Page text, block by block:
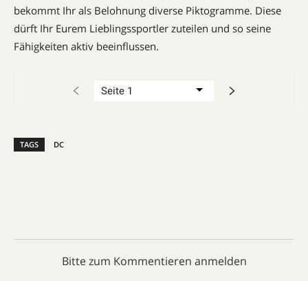
bekommt Ihr als Belohnung diverse Pikto­gramme. Diese
dürft Ihr Eurem Lieblingssportler zuteilen und so seine
Fähigkeiten aktiv beeinflussen.
TAGS DC
Bitte zum Kommentieren anmelden